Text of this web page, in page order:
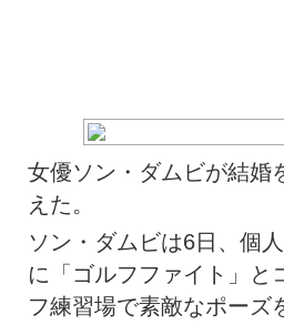
女優ソン・ダムビが結婚
えた。
ソン・ダムビは6日、個
に「ゴルフファイト」と
フ練習場で素敵なポーズ